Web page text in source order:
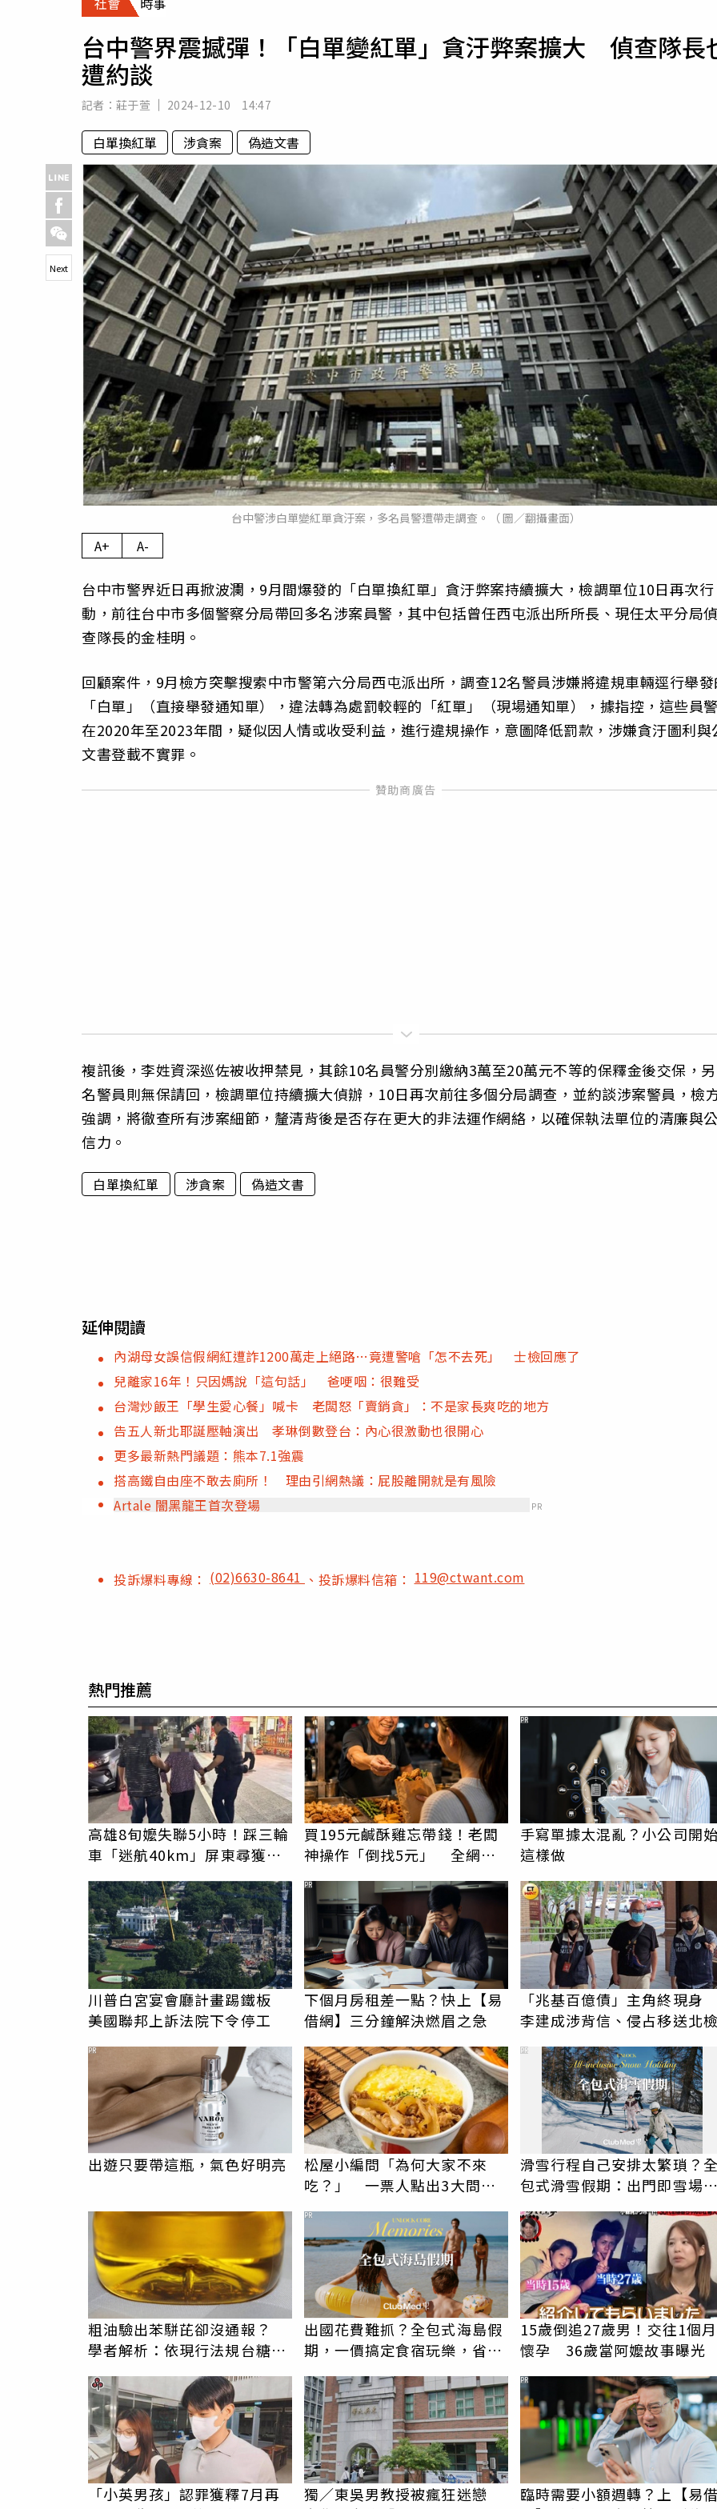
專欄
運勢
台中警界震撼彈！「白單變紅單」貪汙弊案擴大 偵查隊長
遭約談
記者： 莊于萱 2024-12-10 14:47
白單換紅單 涉貪案 偽造文書
台中警涉白單變紅單貪汙案，多名員警遭帶走調查。（ 圖／翻攝畫面）
Next
A+ A-
台中市警界近日再掀波瀾，9月間爆發的「白單換紅單」貪汙弊案持續擴大，檢調單位10日再次行
動，前往台中市多個警察分局帶回多名涉案員警，其中包括曾任西屯派出所所長、現任太平分局
查隊長的金桂明。
回顧案件，9月檢方突擊搜索中市警第六分局西屯派出所，調查12名警員涉嫌將違規車輛逕行舉
「白單」（直接舉發通知單），違法轉為處罰較輕的「紅單」（現場通知單），據指控，這些員
在2020年至2023年間，疑似因人情或收受利益，進行違規操作，意圖降低罰款，涉嫌貪汙圖利與
文書登載不實罪。
複訊後，李姓資深巡佐被收押禁見，其餘10名員警分別繳納3萬至20萬元不等的保釋金後交保，
名警員則無保請回，檢調單位持續擴大偵辦，10日再次前往多個分局調查，並約談涉案警員，檢
強調，將徹查所有涉案細節，釐清背後是否存在更大的非法運作網絡，以確保執法單位的清廉與
信力。
白單換紅單 涉貪案 偽造文書
延伸閱讀
內湖母女誤信假網紅遭詐1200萬走上絕路…竟遭警嗆「怎不去死」 士檢回應了
兒離家16年！只因媽說「這句話」 爸哽咽：很難受
台灣炒飯王「學生愛心餐」喊卡 老闆怒「賣銷貪」：不是家長爽吃的地方
告五人新北耶誕壓軸演出 孝琳倒數登台：內心很激動也很開心
更多最新熱門議題：熊本7.1強震
搭高鐵自由座不敢去廁所！ 理由引網熱議：屁股離開就是有風險
Artale 闇黑龍王首次登場
PR
投訴爆料專線： (02)6630-8641 、投訴爆料信箱：119@ctwant.com
熱門推薦
高雄8旬嬤失聯5小時！踩三輪
車「迷航40km」屏東尋獲
網驚：體力超強
買195元鹹酥雞忘帶錢！老闆
神操作「倒找5元」 全網看
哭：這就是台灣
手寫單據太混亂？小公司開
這樣做
PR
川普白宮宴會廳計畫踢鐵板
美國聯邦上訴法院下令停工
下個月房租差一點？快上【易
借網】三分鐘解決燃眉之急
PR
「兆基百億債」主角終現
李建成涉背信、侵占移送北
出遊只要帶這瓶，氣色好明亮
PR
松屋小編問「為何大家不來
吃？」 一票人點出3大問
滑雪行程自己安排太繁瑣？
包式滑雪假期：出門即雪場
PR
粗油驗出苯駢芘卻沒通報？
學者解析：依現行法規台糖沒
出國花費難抓？全包式海島假
期，一價搞定食宿玩樂，省錢
PR
15歲倒追27歲男！交往1個月
懷孕 36歲當阿嬤故事曝光
「小英男孩」認罪獲釋7月再
獨／東吳男教授被瘋狂迷戀
臨時需要小額週轉？上【易
PR